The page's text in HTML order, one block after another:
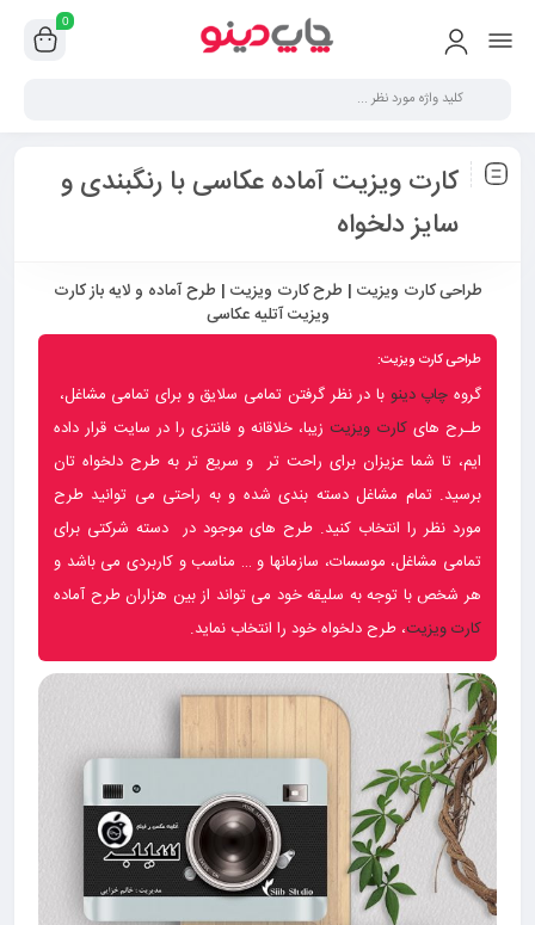
0
کارت ویزیت آماده عکاسی با رنگبندی و
سایز دلخواه
طراحی کارت ویزیت | طرح کارت ویزیت | طرح آماده و لایه باز کارت
ویزیت آتلیه عکاسی
طراحی کارت ویزیت:
گروه چاپ دینو با در نظر گرفتن تمامی سلایق و برای تمامی مشاغل،
طـرح هایکارت ویزیت زیبا، خلاقانه و فانتزی را در سایت قرار داده
ایم، تا شما عزیزان برای راحت تر و سریع تر به طرح دلخواه تان
برسید. تمام مشاغل دسته بندی شده و به راحتی می توانید طرح
مورد نظر را انتخاب کنید. طرح های موجود در دسته شرکتی برای
تمامی مشاغل، موسسات، سازمانها و … مناسب و کاربردی می باشد و
هر شخص با توجه به سلیقه خود می تواند از بین هزاران طرح آماده
کارت ویزیت، طرح دلخواه خود را انتخاب نماید.